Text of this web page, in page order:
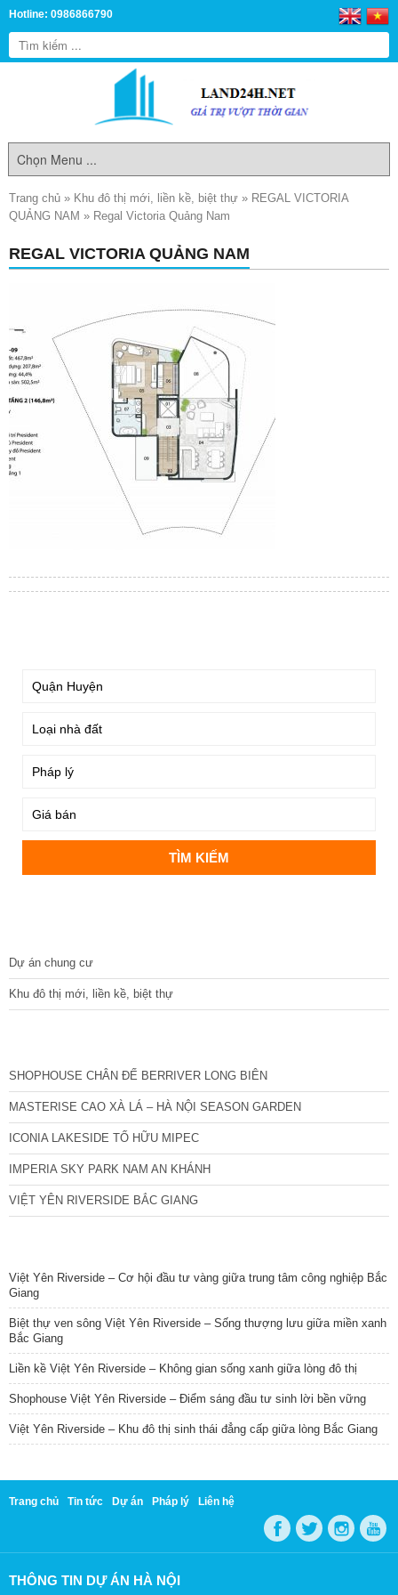
Hotline: 0986866790
Trang chủ » Khu đô thị mới, liền kề, biệt thự » REGAL VICTORIA
QUẢNG NAM » Regal Victoria Quảng Nam
REGAL VICTORIA QUẢNG NAM
Dự án chung cư
Khu đô thị mới, liền kề, biệt thự
SHOPHOUSE CHÂN ĐẾ BERRIVER LONG BIÊN
MASTERISE CAO XÀ LÁ – HÀ NỘI SEASON GARDEN
ICONIA LAKESIDE TỐ HỮU MIPEC
IMPERIA SKY PARK NAM AN KHÁNH
VIỆT YÊN RIVERSIDE BẮC GIANG
Việt Yên Riverside – Cơ hội đầu tư vàng giữa trung tâm công nghiệp Bắc
Giang
Biệt thự ven sông Việt Yên Riverside – Sống thượng lưu giữa miền xanh
Bắc Giang
Liền kề Việt Yên Riverside – Không gian sống xanh giữa lòng đô thị
Shophouse Việt Yên Riverside – Điểm sáng đầu tư sinh lời bền vững
Việt Yên Riverside – Khu đô thị sinh thái đẳng cấp giữa lòng Bắc Giang
Trang chủ Tin tức Dự án Pháp lý Liên hệ
THÔNG TIN DỰ ÁN HÀ NỘI